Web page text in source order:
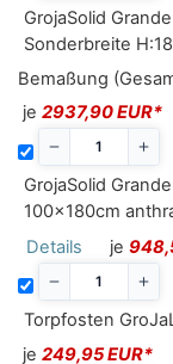
GrojaSolid
Sonderbreite
Bemaßung
je 2937,90 EUR*
GrojaSolid
100x180cm
Details
je
Torpfosten
je 249,95 EUR*